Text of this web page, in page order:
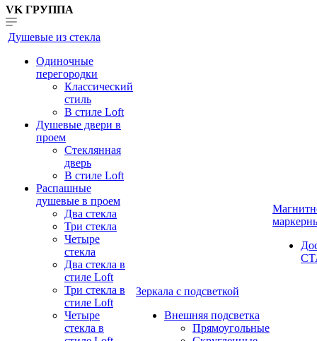
VK ГРУППА
Душевые из стекла
Одиночные
перегородки
Классический
стиль
В стиле Loft
Душевые двери в
проем
Стеклянная
дверь
В стиле Loft
Распашные
душевые в проем
Два стекла
Три стекла
Четыре
стекла
Два стекла в
стиле Loft
Три стекла в
стиле Loft
Четыре
стекла в
Зеркала с подсветкой
Внешняя подсветка
Прямоугольные